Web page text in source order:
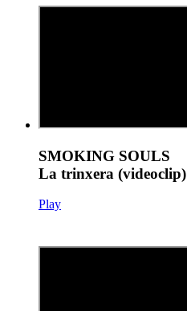
SMOKING SOULS
La trinxera (videoclip)
Play